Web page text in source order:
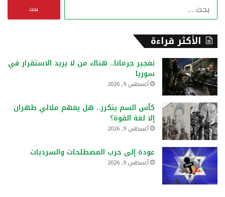
ن
الأكثر قراءة
تفجير جرمانا.. هناك من لا يريد الاستقرار في
سوريا
أغسطس 9, 2026
كأس السم يتكرر.. هل يفهم ملالي طهران
إلا لغة القوة؟
أغسطس 9, 2026
عودة إلى حرب المصطلحات والسرديات
أغسطس 9, 2026